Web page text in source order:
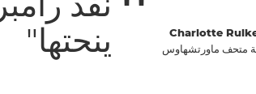
Charlotte
متحف ماورتشهاوس
ينحتها"